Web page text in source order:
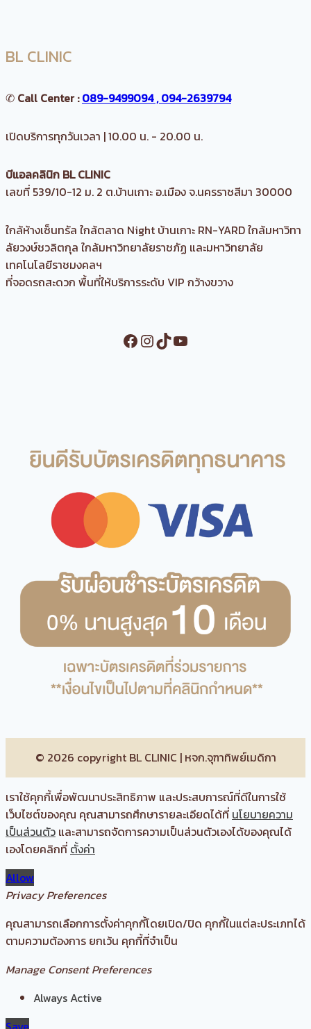
BL CLINIC
✆ Call Center :089-9499094 , 094-2639794
เปิดบริการทุกวันเวลา | 10.00 น. - 20.00 น.
บีแอลคลินิก BL CLINIC
เลขที่ 539/10-12 ม. 2 ต.บ้านเกาะ อ.เมือง จ.นครราชสีมา 30000
ใกล้ห้างเซ็นทรัล ใกล้ตลาด Night บ้านเกาะ RN-YARD ใกล้มหาวิทา
ลัยวงษ์ชวลิตกุล ใกล้มหาวิทยาลัยราชภัฏ และมหาวิทยาลัย
เทคโนโลยีราชมงคลฯ
ที่จอดรถสะดวก พื้นที่ให้บริการระดับ VIP กว้างขวาง
Facebook
Instagram
TikTokYouTube
© 2026 copyright BL CLINIC | หจก.จุฑาทิพย์เมดิกา
เราใช้คุกกี้เพื่อพัฒนาประสิทธิภาพ และประสบการณ์ที่ดีในการใช้
เว็บไซต์ของคุณ คุณสามารถศึกษารายละเอียดได้ที่ นโยบายความ
เป็นส่วนตัว และสามารถจัดการความเป็นส่วนตัวเองได้ของคุณได้
เองโดยคลิกที่ ตั้งค่า
Allow
Privacy Preferences
คุณสามารถเลือกการตั้งค่าคุกกี้โดยเปิด/ปิด คุกกี้ในแต่ละประเภทได้
ตามความต้องการ ยกเว้น คุกกี้ที่จำเป็น
Manage Consent Preferences
Always Active